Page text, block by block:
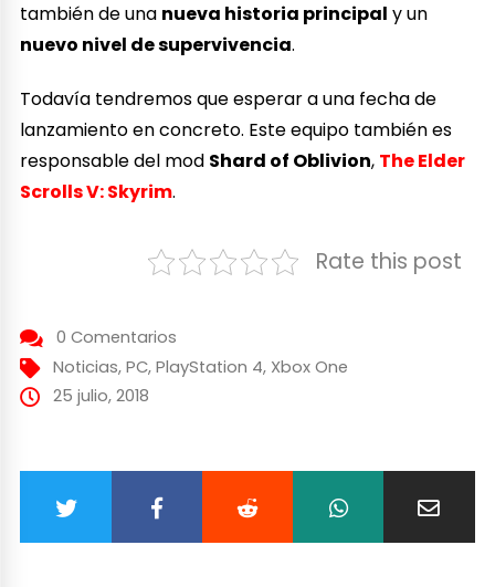
también de una nueva historia principal y un
nuevo nivel de supervivencia.
Todavía tendremos que esperar a una fecha de
lanzamiento en concreto. Este equipo también es
responsable del mod Shard of Oblivion, The Elder
Scrolls V: Skyrim.
Rate this post
0 Comentarios
Noticias, PC, PlayStation 4, Xbox One
25 julio, 2018